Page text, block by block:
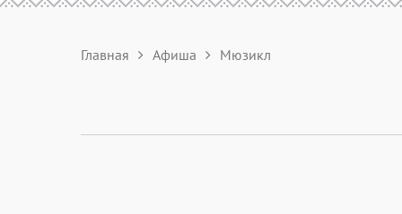
Главная Афиша Мюзикл